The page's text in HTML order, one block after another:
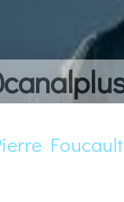
Foucault